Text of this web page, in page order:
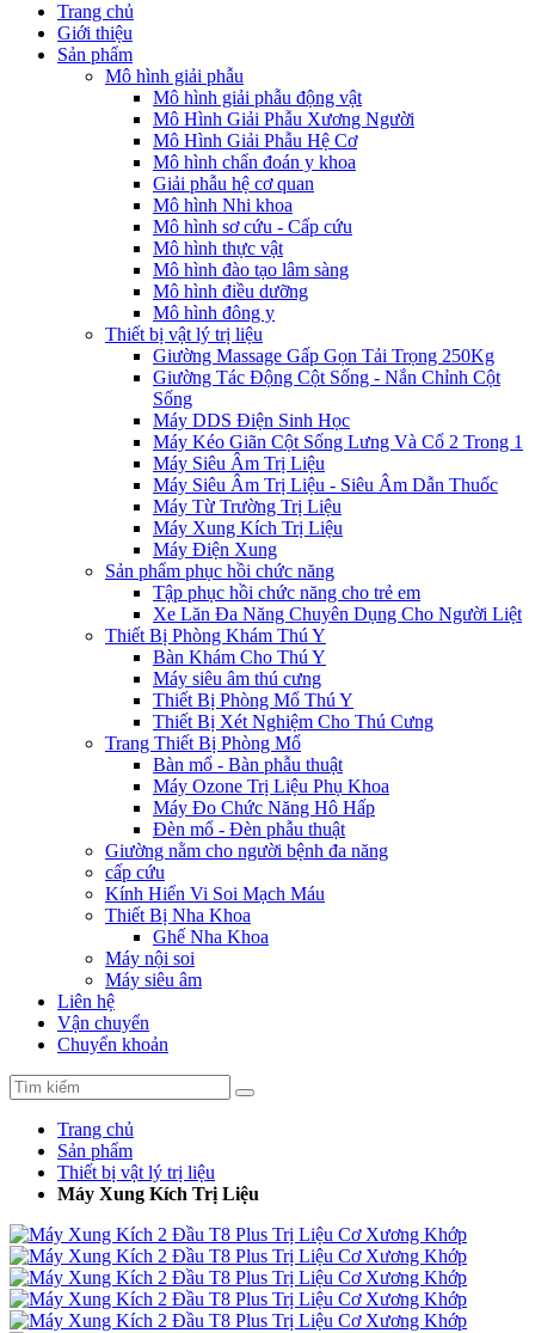
Trang chủ
Giới thiệu
Sản phẩm
Mô hình giải phẫu
Mô hình giải phẫu động vật
Mô Hình Giải Phẫu Xương Người
Mô Hình Giải Phẫu Hệ Cơ
Mô hình chẩn đoán y khoa
Giải phẫu hệ cơ quan
Mô hình Nhi khoa
Mô hình sơ cứu - Cấp cứu
Mô hình thực vật
Mô hình đào tạo lâm sàng
Mô hình điều dưỡng
Mô hình đông y
Thiết bị vật lý trị liệu
Giường Massage Gấp Gọn Tải Trọng 250Kg
Giường Tác Động Cột Sống - Nắn Chỉnh Cột
Sống
Máy DDS Điện Sinh Học
Máy Kéo Giãn Cột Sống Lưng Và Cổ 2 Trong 1
Máy Siêu Âm Trị Liệu
Máy Siêu Âm Trị Liệu - Siêu Âm Dẫn Thuốc
Máy Từ Trường Trị Liệu
Máy Xung Kích Trị Liệu
Máy Điện Xung
Sản phẩm phục hồi chức năng
Tập phục hồi chức năng cho trẻ em
Xe Lăn Đa Năng Chuyên Dụng Cho Người Liệt
Thiết Bị Phòng Khám Thú Y
Bàn Khám Cho Thú Y
Máy siêu âm thú cưng
Thiết Bị Phòng Mổ Thú Y
Thiết Bị Xét Nghiệm Cho Thú Cưng
Trang Thiết Bị Phòng Mổ
Bàn mổ - Bàn phẫu thuật
Máy Ozone Trị Liệu Phụ Khoa
Máy Đo Chức Năng Hô Hấp
Đèn mổ - Đèn phẫu thuật
Giường nằm cho người bệnh đa năng
cấp cứu
Kính Hiển Vi Soi Mạch Máu
Thiết Bị Nha Khoa
Ghế Nha Khoa
Máy nội soi
Máy siêu âm
Liên hệ
Vận chuyển
Chuyển khoản
Trang chủ
Sản phẩm
Thiết bị vật lý trị liệu
Máy Xung Kích Trị Liệu